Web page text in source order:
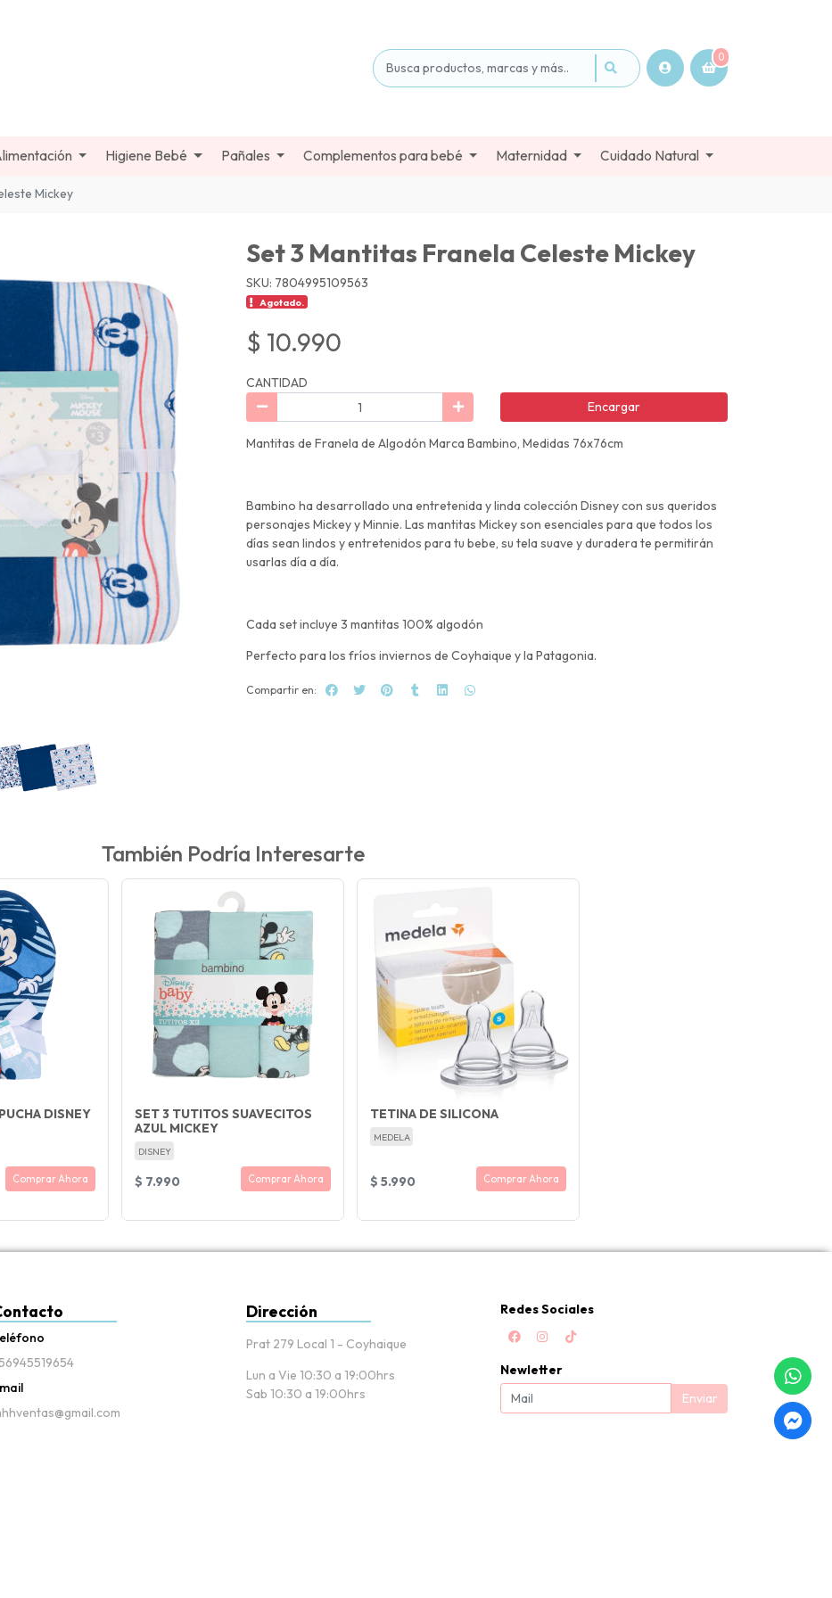
0
Higiene Bebé Pañales Complementos para bebé Maternidad Cuidado Natural
Mickey
Set 3 Mantitas Franela Celeste Mickey
SKU: 7804995109563
Agotado.
$ 10.990
CANTIDAD
Encargar
Mantitas de Franela de Algodón Marca Bambino, Medidas 76x76cm
Bambino ha desarrollado una entretenida y linda colección Disney con sus queridos
personajes Mickey y Minnie. Las mantitas Mickey son esenciales para que todos los
días sean lindos y entretenidos para tu bebe, su tela suave y duradera te permitirán
usarlas día a día.
Cada set incluye 3 mantitas 100% algodón
Perfecto para los fríos inviernos de Coyhaique y la Patagonia.
Compartir en:
También Podría Interesarte
DISNEY
Comprar Ahora
SET 3 TUTITOS SUAVECITOS
AZUL MICKEY
DISNEY
$ 7.990 Comprar Ahora
TETINA DE SILICONA
MEDELA
$ 5.990 Comprar Ahora
Dirección
Prat 279 Local 1 - Coyhaique
Lun a Vie 10:30 a 19:00hrs
Sab 10:30 a 19:00hrs
Redes Sociales
Newletter
Enviar